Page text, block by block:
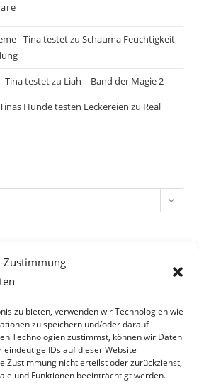
Zustimmung
zu bieten, verwenden wir Technologien wie
zu speichern und/oder darauf
Technologien zustimmst, können wir Daten
IDs auf dieser Website
Zustimmung nicht erteilst oder zurückziehst,
und Funktionen beeinträchtigt werden.
- Tina testetzuSchauma Feuchtigkeit
Tina testetzu Liah – Band der Magie 2
Hunde testen Leckereien zu Real